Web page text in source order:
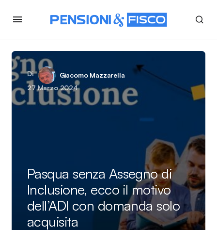
Di
Giacomo Mazzarella
27 Marzo 2024
Pasqua senza Assegno di
Inclusione, ecco il motivo
dell’ADI con domanda solo
acquisita